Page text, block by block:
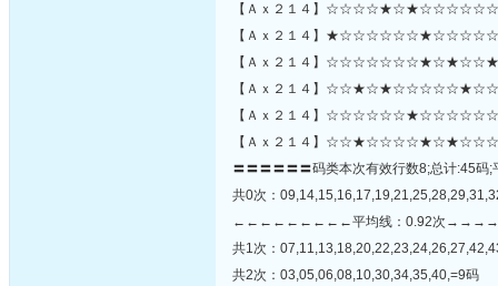
【Ａｘ２１４】
【Ａｘ２１４】
【Ａｘ２１４】
【Ａｘ２１４】
【Ａｘ２１４】
【Ａｘ２１４】
〓〓〓〓〓〓码类本次有效行数8;总计:45码
共0次：
←←←←←←←←←平均线：0.92次
共1次：
共2次：03,05,06,08,10,30,34,35,40,=9码